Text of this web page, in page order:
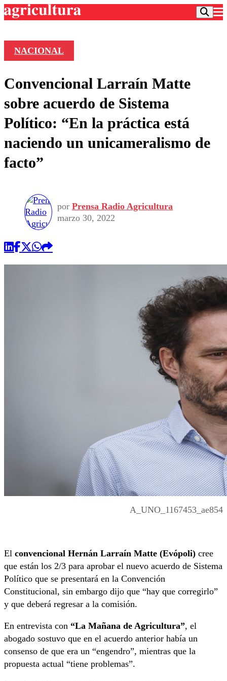
Frecuencias
Agricultura TV
Deportes
Colo Colo
Motor
Universidad Católica
Universidad de Chile
Entretención
Política
Sustentabilidad
Vida Social
NACIONAL
Convencional Larraín Matte
sobre acuerdo de Sistema
Político: “En la práctica está
naciendo un unicameralismo de
facto”
por Prensa Radio Agricultura
marzo 30, 2022
A_UNO_1167453_ae854
El convencional Hernán Larraín Matte (Evópoli) cree
que están los 2/3 para aprobar el nuevo acuerdo de Sistema
Político que se presentará en la Convención
Constitucional, sin embargo dijo que “hay que corregirlo”
y que deberá regresar a la comisión.
En entrevista con “La Mañana de Agricultura”, el
abogado sostuvo que en el acuerdo anterior había un
consenso de que era un “engendro”, mientras que la
propuesta actual “tiene problemas”.